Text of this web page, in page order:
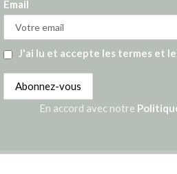
Email
J'ai lu et accepte les termes et
En accord avec notre